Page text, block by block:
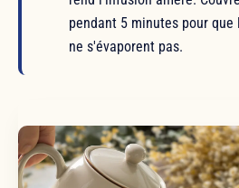
pendant 5 minutes pour
ne s'évaporent pas.